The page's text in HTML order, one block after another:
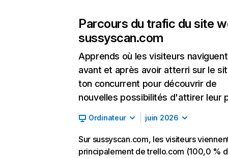
Parcours du trafic du site
sussyscan.com
Apprends où les visiteurs naviguent
avant et après avoir atterri sur le
ton concurrent pour découvrir de
nouvelles possibilités d'attirer leur
Ordinateur juin 2026
Sur sussyscan.com, les visiteurs
principalement de trello.com (100,0 %